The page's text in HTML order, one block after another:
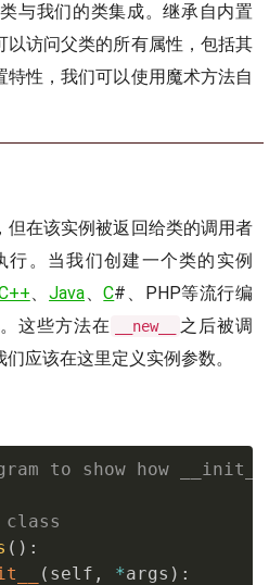
与我们的类集成。继承自内置
以访问父类的所有属性，包括其
性，我们可以使用魔术方法自
但在该实例被返回给类的调用者
行。当我们创建一个类的实例
、Java、C#、PHP等流行编
这些方法在
__new__
之后被调
应该在这里定义实例参数。
to show how __init__
( ) :
( self , *args ) :